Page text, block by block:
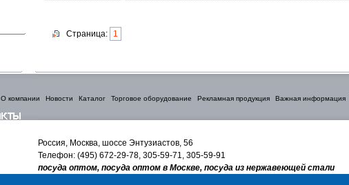
Страница: 1
О компании Новости Каталог Торговое оборудование Рекламная продукция Важная информация
Россия, Москва, шоссе Энтузиастов, 56
Телефон: (495) 672-29-78, 305-59-71, 305-59-91
посуда оптом, посуда оптом в Москве, посуда из нержавеющей стали